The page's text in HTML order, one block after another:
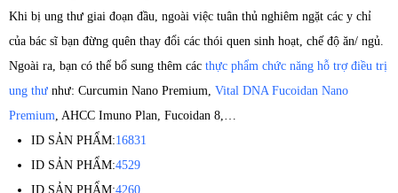
Khi bị ung thư giai đoạn đầu, ngoài việc tuân thủ nghiêm ngặt các y chỉ
của bác sĩ bạn đừng quên thay đổi các thói quen sinh hoạt, chế độ ăn/ ngủ.
Ngoài ra, bạn có thể bổ sung thêm các thực phẩm chức năng hỗ trợ điều trị
ung thư như: Curcumin Nano Premium, Vital DNA Fucoidan Nano
Premium, AHCC Imuno Plan, Fucoidan 8,…
ID SẢN PHẨM:16831
ID SẢN PHẨM:4529
ID SẢN PHẨM:4260